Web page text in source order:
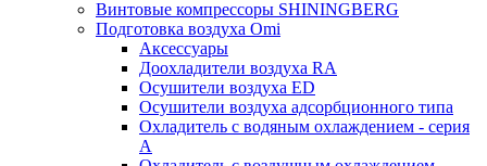
Винтовые компрессоры SHININGBERG
Подготовка воздуха Omi
Аксессуары
Доохладители воздуха RA
Осушители воздуха ED
Осушители воздуха адсорбционного типа
Охладитель с водяным охлаждением - серия
A